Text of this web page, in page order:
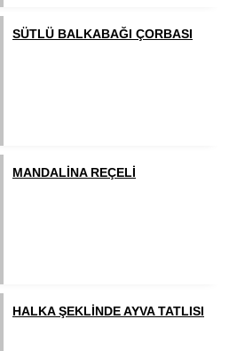
SÜTLÜ BALKABAĞI ÇORBASI
MANDALİNA REÇELİ
HALKA ŞEKLİNDE AYVA TATLISI